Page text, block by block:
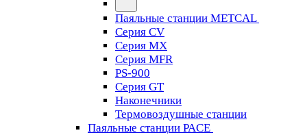
Паяльные станции METCAL
Серия CV
Серия MX
Серия MFR
PS-900
Серия GT
Наконечники
Термовоздушные станции
Паяльные станции PACE